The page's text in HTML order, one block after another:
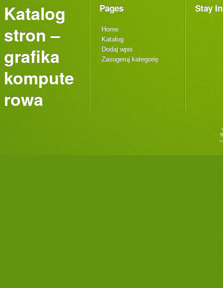
Katalog
stron –
grafika
kompute
rowa
Pages
Home
Katalog
Dodaj wpis
Zasugeruj kategorię
Stay